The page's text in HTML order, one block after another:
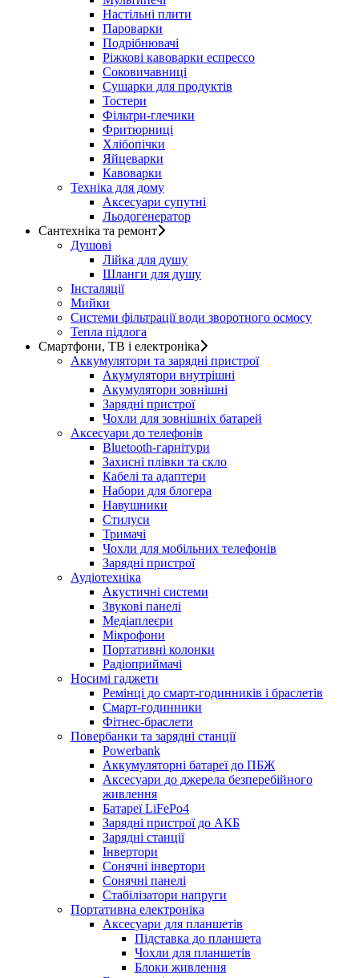
Настільні плити
Пароварки
Подрібнювачі
Ріжкові кавоварки еспрессо
Соковичавниці
Сушарки для продуктів
Тостери
Фільтри-глечики
Фритюрниці
Хлібопічки
Яйцеварки
Кавоварки
Техніка для дому
Аксесуари супутні
Льодогенератор
Сантехніка та ремонт
Душові
Лійка для душу
Шланги для душу
Інсталяції
Мийки
Системи фільтрації води зворотного осмосу
Тепла підлога
Смартфони, ТВ і електроніка
Аккумулятори та зарядні пристрої
Акумулятори внутрішні
Акумулятори зовнішні
Зарядні пристрої
Чохли для зовнішніх батарей
Аксесуари до телефонів
Bluetooth-гарнітури
Захисні плівки та скло
Кабелі та адаптери
Набори для блогера
Навушники
Стилуси
Тримачі
Чохли для мобільних телефонів
Зарядні пристрої
Аудіотехніка
Акустичні системи
Звукові панелі
Медіаплеєри
Мікрофони
Портативні колонки
Радіоприймачі
Носимі гаджети
Ремінці до смарт-годинників і браслетів
Смарт-годинники
Фітнес-браслети
Повербанки та зарядні станції
Powerbank
Аккумуляторні батареї до ПБЖ
Аксесуари до джерела безперебійного
живлення
Батареї LiFePo4
Зарядні пристрої до АКБ
Зарядні станції
Інвертори
Сонячні інвертори
Сонячні панелі
Стабілізатори напруги
Портативна електроніка
Аксесуари для планшетів
Підставка до планшета
Чохли для планшетів
Блоки живлення